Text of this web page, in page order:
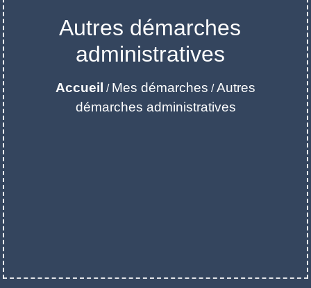
Autres démarches
administratives
Accueil / Mes démarches /Autres
démarches administratives